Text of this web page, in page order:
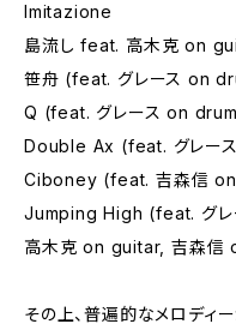
Imitazione
島流し feat. 高木克 on
笹舟 (feat. グレース on
Q (feat. グレース on
Double Ax (feat. グレー
Ciboney (feat. 吉森信
Jumping High (feat. グレ
高木克 on guitar, 吉森信
その上、普遍的なメロディ